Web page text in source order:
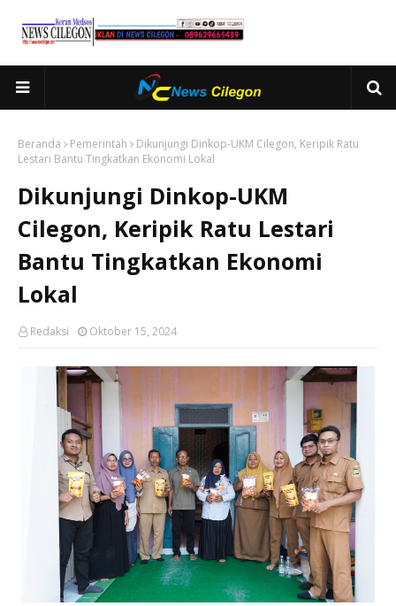
Beranda Pemerintah
Dikunjungi Dinkop-UKM Cilegon, Keripik Ratu
Lestari Bantu Tingkatkan Ekonomi Lokal
Dikunjungi Dinkop-UKM
Cilegon, Keripik Ratu Lestari
Bantu Tingkatkan Ekonomi
Lokal
Redaksi Oktober 15, 2024